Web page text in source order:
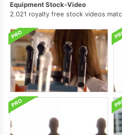
Equipment Stock-Video
2.021 royalty free stock videos